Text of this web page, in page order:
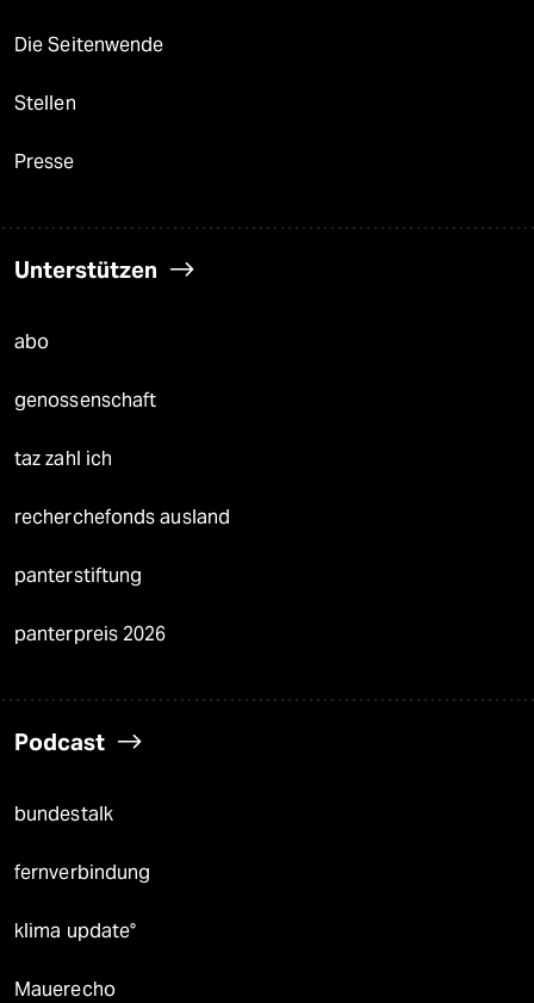
Die Seitenwende
Stellen
Presse
Unterstützen
abo
genossenschaft
taz zahl ich
recherchefonds ausland
panterstiftung
panterpreis 2026
Podcast
bundestalk
fernverbindung
klima update°
Mauerecho